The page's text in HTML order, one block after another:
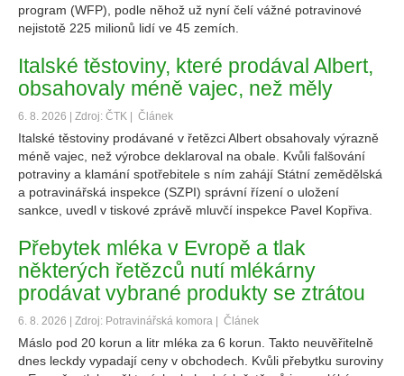
program (WFP), podle něhož už nyní čelí vážné potravinové
nejistotě 225 milionů lidí ve 45 zemích.
Italské těstoviny, které prodával Albert,
obsahovaly méně vajec, než měly
6. 8. 2026 | Zdroj: ČTK | Článek
Italské těstoviny prodávané v řetězci Albert obsahovaly výrazně
méně vajec, než výrobce deklaroval na obale. Kvůli falšování
potraviny a klamání spotřebitele s ním zahájí Státní zemědělská
a potravinářská inspekce (SZPI) správní řízení o uložení
sankce, uvedl v tiskové zprávě mluvčí inspekce Pavel Kopřiva.
Přebytek mléka v Evropě a tlak
některých řetězců nutí mlékárny
prodávat vybrané produkty se ztrátou
6. 8. 2026 | Zdroj: Potravinářská komora | Článek
Máslo pod 20 korun a litr mléka za 6 korun. Takto neuvěřitelně
dnes leckdy vypadají ceny v obchodech. Kvůli přebytku suroviny